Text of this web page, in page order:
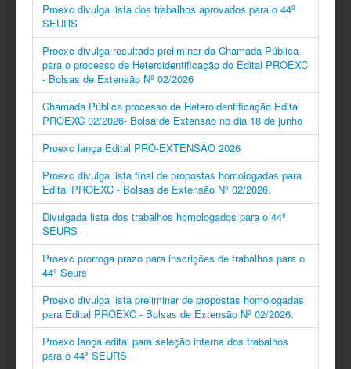
Proexc divulga lista dos trabalhos aprovados para o 44º
SEURS
Proexc divulga resultado preliminar da Chamada Pública
para o processo de Heteroidentificação do Edital PROEXC
- Bolsas de Extensão Nº 02/2026
Chamada Pública processo de Heteroidentificação Edital
PROEXC 02/2026- Bolsa de Extensão no dia 18 de junho
Proexc lança Edital PRÓ-EXTENSÃO 2026
Proexc divulga lista final de propostas homologadas para
Edital PROEXC - Bolsas de Extensão Nº 02/2026.
Divulgada lista dos trabalhos homologados para o 44º
SEURS
Proexc prorroga prazo para inscrições de trabalhos para o
44º Seurs
Proexc divulga lista preliminar de propostas homologadas
para Edital PROEXC - Bolsas de Extensão Nº 02/2026.
Proexc lança edital para seleção interna dos trabalhos
para o 44º SEURS